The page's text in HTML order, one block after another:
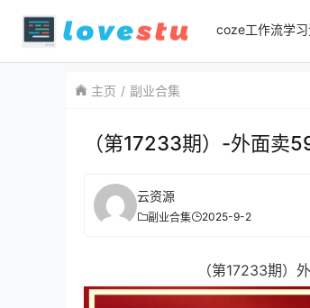
coze工作流学
主页 副业合集
（第17233期）-外面卖
云资源
副业合集 2025-9-2
（第17233期）